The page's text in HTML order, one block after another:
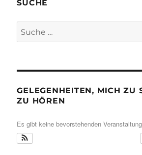
SUCHE
Suche
nach:
GELEGENHEITEN, MICH ZU
ZU HÖREN
Es gibt keine bevorstehenden